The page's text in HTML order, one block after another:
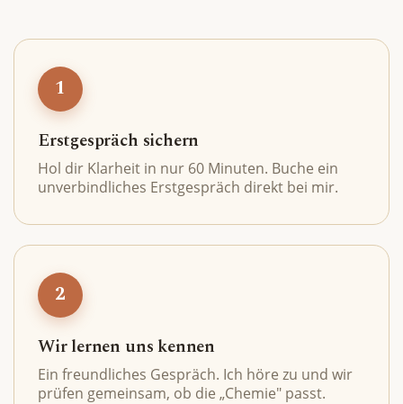
1
Erstgespräch sichern
Hol dir Klarheit in nur 60 Minuten. Buche ein
unverbindliches Erstgespräch direkt bei mir.
2
Wir lernen uns kennen
Ein freundliches Gespräch. Ich höre zu und wir
prüfen gemeinsam, ob die „Chemie" passt.